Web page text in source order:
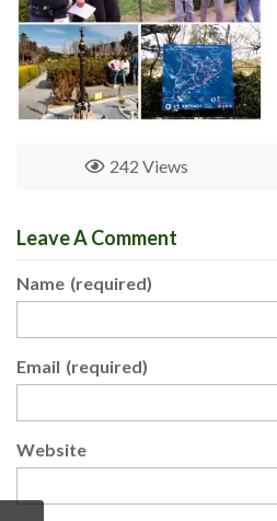
242 Views
Leave A Comment
Name (required)
Email (required)
Website